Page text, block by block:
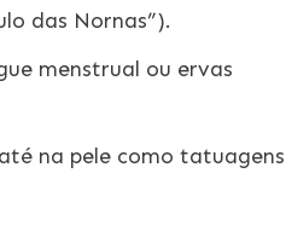
das Nornas”).
menstrual ou ervas
na pele como tatuagens